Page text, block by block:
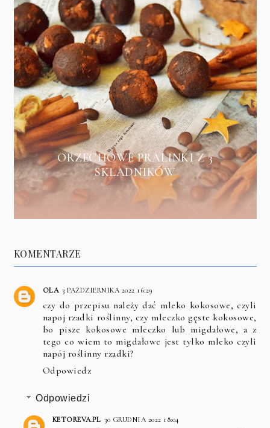
ORZECHOWE PRALINKI Z 3
SKŁADNIKÓW
KOMENTARZE
OLA 3 PAŹDZIERNIKA 2022 16:29
czy do przepisu należy dać mleko kokosowe, czyli
napoj rzadki roślinny, czy mleczko gęste kokosowe,
bo pisze kokosowe mleczko lub migdałowe, a z
tego co wiem to migdałowe jest tylko mleko czyli
napój roślinny rzadki?
Odpowiedz
Odpowiedzi
KETOREVA.PL 30 GRUDNIA 2022 18:04